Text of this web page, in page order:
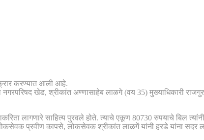
करण्यात आली आहे.
खेड, श्रीकांत अण्णासाहेब लाळगे (वय 35) मुख्याधिकारी
लागणारे साहित्य पुरवले होते. त्याचे एकूण 80730 रुपयाचे बिल
प्रवीण कापसे, लोकसेवक श्रीकांत लाळगें यांनी हरडे यांना सदर लाच